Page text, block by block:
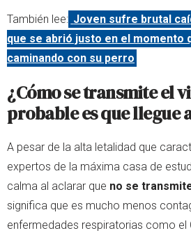
También lee: Joven sufre brutal
que se abrió justo en el momento
caminando con su perro
¿Cómo se transmite el
probable es que llegue
A pesar de la alta letalidad que
expertos de la máxima casa de
calma al aclarar que no se
significa que es mucho menos
enfermedades respiratorias como el